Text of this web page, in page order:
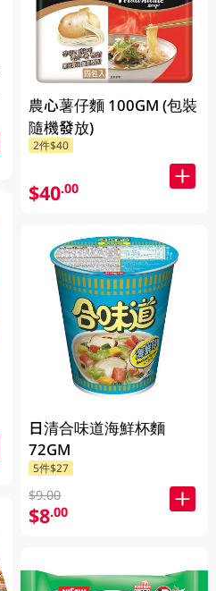
農心薯仔麵 100GM (包裝
隨機發放)
2件$40
$40.00
日清合味道海鮮杯麵
72GM
5件$27
$9.00
$8.00